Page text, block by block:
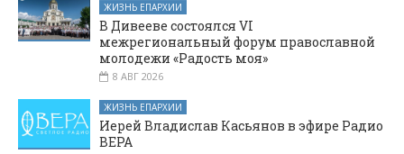
ЖИЗНЬ ЕПАРХИИ
В Дивееве состоялся VI
межрегиональный форум православной
молодежи «Радость моя»
8 АВГ 2026
ЖИЗНЬ ЕПАРХИИ
Иерей Владислав Касьянов в эфире Радио
ВЕРА